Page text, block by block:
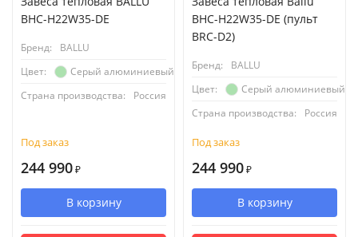
BHC-H22W35-DE
Бренд:
BALLU
Цвет:
Серый алюминиевый
Страна производства:
Россия
Под заказ
244 990 ₽
В корзину
BHC-H22W35-DE (пульт
BRC-D2)
Бренд:
BALLU
Цвет:
Серый алюминиевый
Страна производства:
Россия
Под заказ
244 990 ₽
В корзину